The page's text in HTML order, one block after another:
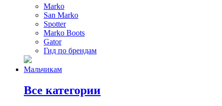
Marko
San Marko
Spotter
Marko Boots
Gator
Гид по брендам
Мальчикам
Все категории